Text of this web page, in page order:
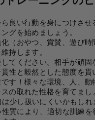
良い行動を身につけさせ
グを始めましょう。
（おやつ、賞賛、遊び時
持します。
てください。相手が頑固
性と毅然とした態度を貫
す！様々な環境、人、動
の取れた性格を育てまし
少し扱いに​​くいかもし
質により、適切な訓練を